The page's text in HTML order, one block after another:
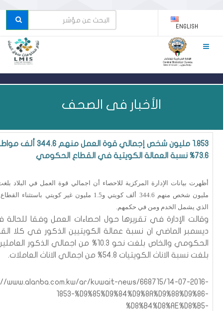
ENGLISH
الأخبار فى الصحف
1.853 مليون شخص إجمالي قوة العمل منهم
73.6% نسبة العمالة الكويتية في القطاع الحكومي
مليون شخص منهم 344.6 ألف كويتي و1.5 مليون غير كويتي باستثناء
الذي يشمل الخدم ومن في حكمهم.
ديسمبر الماضي ان نسبة عمالة الكويتيين الذكور في كلا
الحكومي والخاص بلغت نحو 10.3% من اجمالي الذكور
بلغت نسبة الاناث الكويتيات 54.8% من اجمالي الاناث العاملات.
www.alanba.com.kw/ar/kuwait-news/668715/14-07-2016-
1853-%D9%85%D9%84%D9%8A%D9%88%D9%86-
%D8%B4%D8%AE%D8%B5-